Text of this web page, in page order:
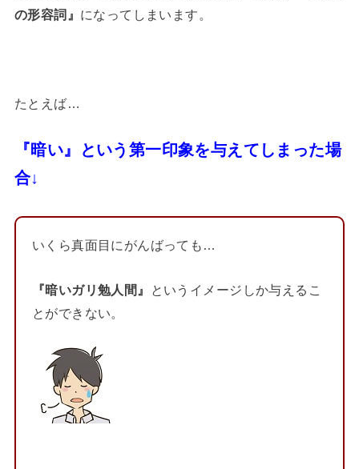
の形容詞』 になってしまいます。
たとえば…
『暗い』という第一印象を与えてしまった場
合↓
いくら真面目にがんばっても…
『暗いガリ勉人間』
というイメージしか与えるこ
とができない。